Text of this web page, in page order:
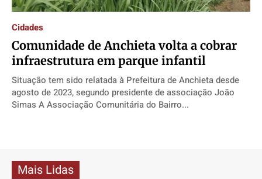
Direitos
Economia
Cultura
Colunas
Caetano Roque
Gustavo Bastos
Publicidade Legal
Direitos
Economia
Cultura
Colunas
Caetano Roque
Gustavo Bastos
Publicidade Legal
Direitos
Economia
Cultura
Colunas
Caetano Roque
Gustavo Bastos
Publicidade Legal
Direitos
Economia
Cultura
Colunas
Caetano Roque
Gustavo Bastos
Publicidade Legal
Cidades
Comunidade de Anchieta volta a cobrar
infraestrutura em parque infantil
Situação tem sido relatada à Prefeitura de Anchieta desde
agosto de 2023, segundo presidente de associação João
Simas A Associação Comunitária do Bairro...
Mais Lidas